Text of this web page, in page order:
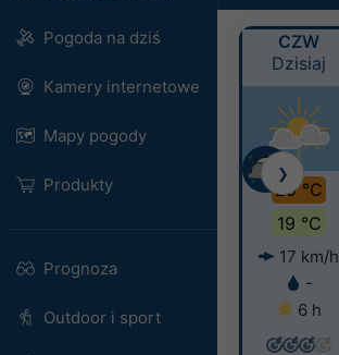
Pogoda na dziś
Kamery internetowe
Mapy pogody
Produkty
Prognoza
Outdoor i sport
CZW
Dzisiaj
29 °C
19 °C
17 km/h
-
6 h
❯